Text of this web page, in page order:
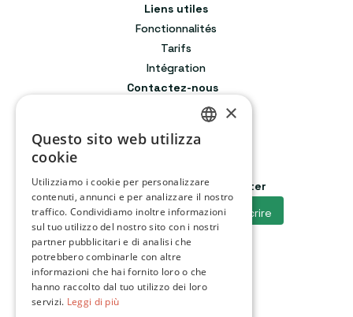
Liens utiles
Fonctionnalités
Tarifs
Intégration
Contactez-nous
contact@hoqi.app
01 83 64 12 31
117 Rue de Charenton
Abonnez-vous à notre newsletter
Suivez-nous
FRENCH
ENGLISH
PORTUGUESE
SPANISH
×
Questo sito web utilizza
cookie
Utilizziamo i cookie per personalizzare
contenuti, annunci e per analizzare il nostro
traffico. Condividiamo inoltre informazioni
sul tuo utilizzo del nostro sito con i nostri
partner pubblicitari e di analisi che
potrebbero combinarle con altre
informazioni che hai fornito loro o che
hanno raccolto dal tuo utilizzo dei loro
servizi. Leggi di più